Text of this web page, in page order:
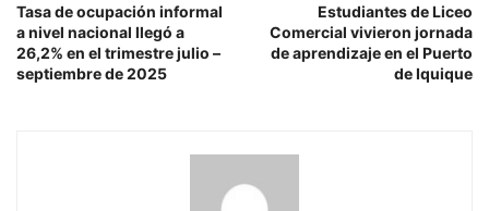
Tasa de ocupación informal
a nivel nacional llegó a
26,2% en el trimestre julio –
septiembre de 2025
Estudiantes de Liceo
Comercial vivieron jornada
de aprendizaje en el Puerto
de Iquique